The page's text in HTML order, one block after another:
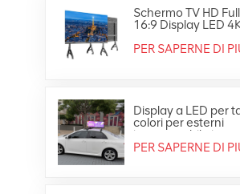
Schermo TV HD
16:9 Display LED
PER SAPERNE DI
Display a LED per
colori per esterni
impermeabile in
movimento sul
PER SAPERNE DI